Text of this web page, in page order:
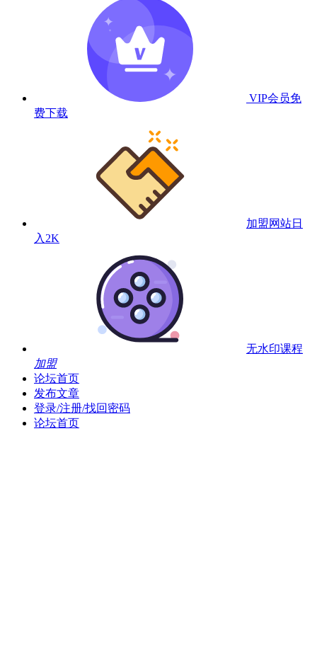
VIP会员免
费下载
加盟网站日
入2K
无水印课程
加盟
论坛首页
发布文章
登录/注册/找回密码
论坛首页